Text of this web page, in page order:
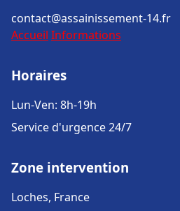
contact@assainissement-14.fr
Accueil Informations
Horaires
Lun-Ven: 8h-19h
Service d'urgence 24/7
Zone intervention
Loches, France